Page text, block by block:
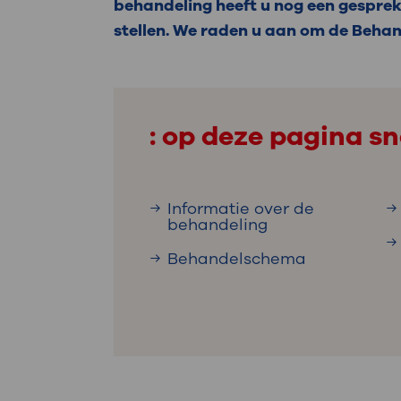
Uw
Werken
steeds verder uit, zodat u zelf meer
we u sneller helpen.
behandeling heeft u nog een
stellen. We raden u aan om de
: op deze pagina
Informatie over de
behandeling
Behandelschema